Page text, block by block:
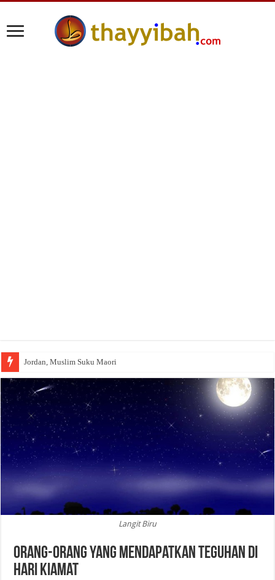
Jordan, Muslim Suku Maori
Langit Biru
Orang-Orang yang Mendapatkan Teguhan di
Hari Kiamat